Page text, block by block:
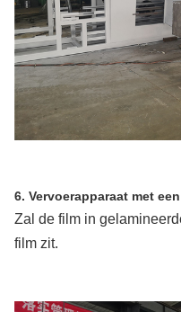
6. Vervoerapparaat met
Zal de film in
film zit.